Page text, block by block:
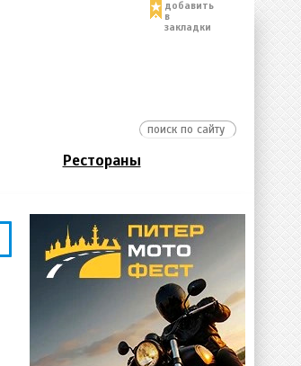
добавить
в
закладки
Рестораны